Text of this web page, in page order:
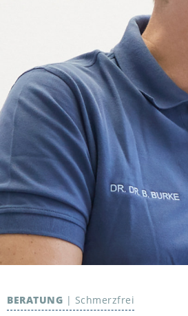
BERATUNG | Schmerzfrei